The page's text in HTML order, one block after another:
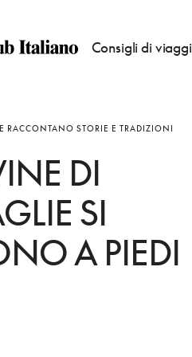
Consigli di
RACCONTANO STORIE E TRADIZIONI
DI
SI
A PIEDI